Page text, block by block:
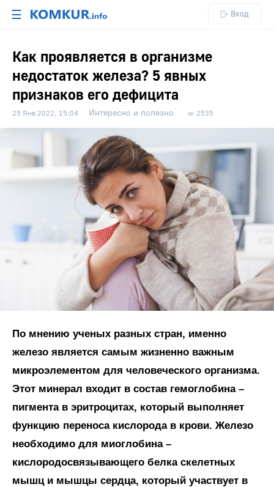
☰ Вход
Как проявляется в организме
недостаток железа? 5 явных
признаков его дефицита
25 Янв 2022, 15:04 Интересно и полезно 2535
По мнению ученых разных стран, именно
железо является самым жизненно важным
микроэлементом для человеческого организма.
Этот минерал входит в состав гемоглобина –
пигмента в эритроцитах, который выполняет
функцию переноса кислорода в крови. Железо
необходимо для миоглобина –
кислородосвязывающего белка скелетных
мышц и мышцы сердца, который участвует в